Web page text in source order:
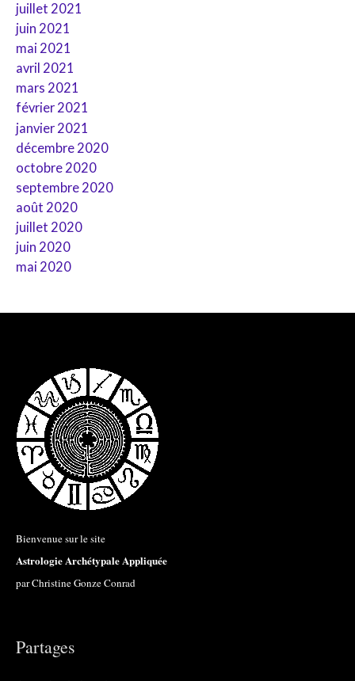
juillet 2021
juin 2021
mai 2021
avril 2021
mars 2021
février 2021
janvier 2021
décembre 2020
octobre 2020
septembre 2020
août 2020
juillet 2020
juin 2020
mai 2020
Bienvenue sur le site
Astrologie Archétypale Appliquée
par Christine Gonze Conrad
Partages